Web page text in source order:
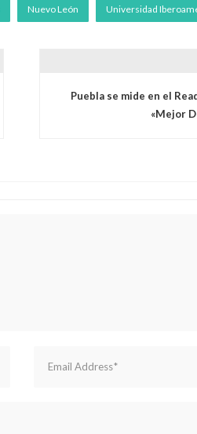
Nuevo León Universidad
Puebla se mide en el
«Mejor